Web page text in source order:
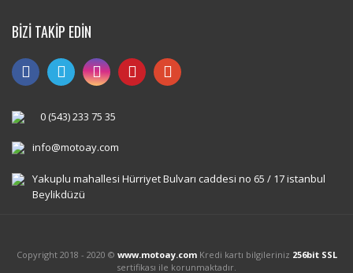
BİZİ TAKİP EDİN
0 (543) 233 75 35
info@motoay.com
Yakuplu mahallesi Hürriyet Bulvarı caddesi no 65 / 17 istanbul
Beylikdüzü
Copyright 2018 - 2020 © www.motoay.comKredi kartı bilgileriniz 256bit SSL
sertifikası ile korunmaktadır.